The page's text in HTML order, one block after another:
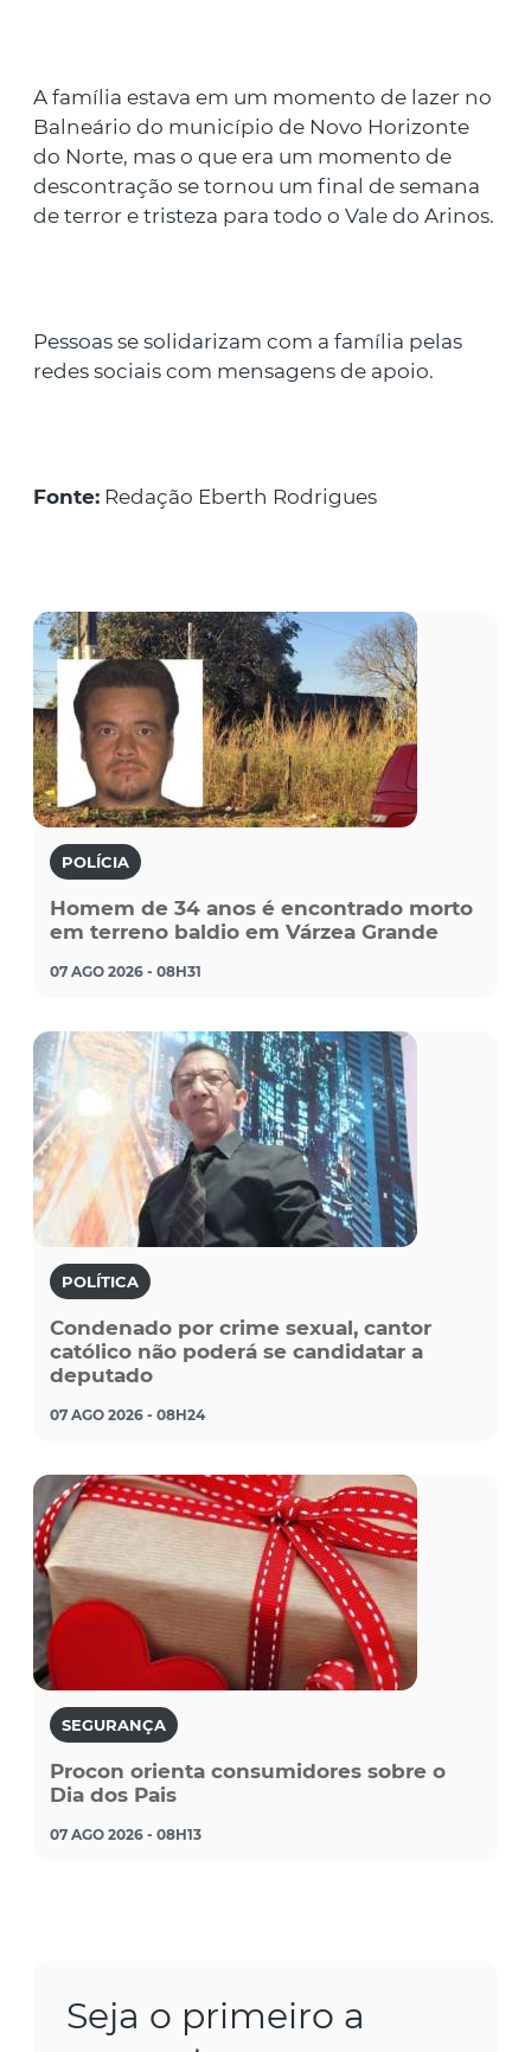
A família estava em um momento de lazer no
Balneário do município de Novo Horizonte
do Norte, mas o que era um momento de
descontração se tornou um final de semana
de terror e tristeza para todo o Vale do Arinos.
Pessoas se solidarizam com a família pelas
redes sociais com mensagens de apoio.
Fonte: Redação Eberth Rodrigues
POLÍCIA
Homem de 34 anos é encontrado morto
em terreno baldio em Várzea Grande
07 AGO 2026 - 08H31
POLÍTICA
Condenado por crime sexual, cantor
católico não poderá se candidatar a
deputado
07 AGO 2026 - 08H24
SEGURANÇA
Procon orienta consumidores sobre o
Dia dos Pais
07 AGO 2026 - 08H13
Seja o primeiro a